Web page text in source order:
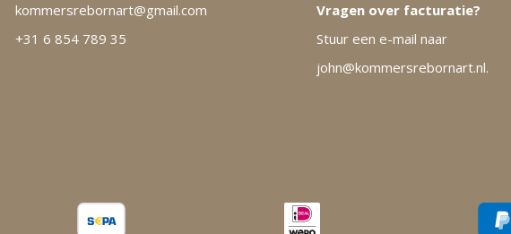
kommersrebornart@gmail.com
+31 6 854 789 35
Vragen over facturatie?
Stuur een e-mail naar
john@kommersrebornart.nl.